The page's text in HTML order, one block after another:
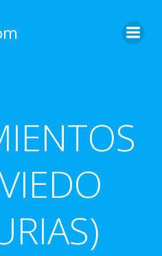
contenido